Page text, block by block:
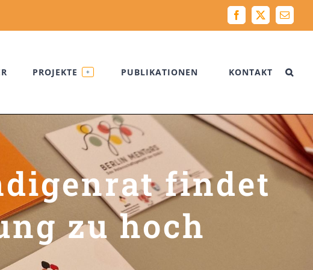
Facebook
X Email
PROJEKTE + PUBLIKATIONEN KONTAKT
findet
zu hoch